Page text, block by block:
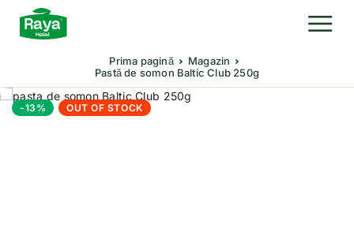
Prima pagină
Magazin
Pastă de somon Baltic Club 250g
-13% OUT OF STOCK